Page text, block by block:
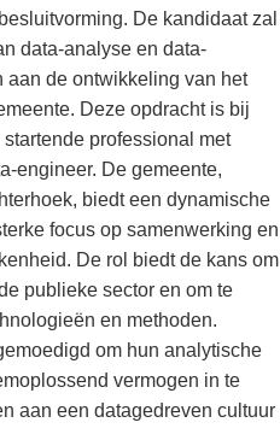
De kandidaat zal
data-analyse en data-
de ontwikkeling van het
Deze opdracht is bij
professional met
engineer. De gemeente,
biedt een dynamische
focus op samenwerking en
De rol biedt de kans om
publieke sector en om te
en methoden.
om hun analytische
vermogen in te
aan een datagedreven cultuur